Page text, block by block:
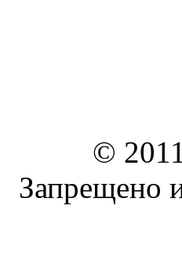
©
Запрещено